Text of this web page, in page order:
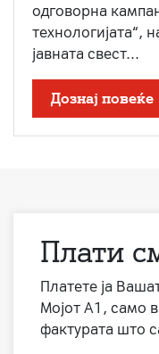
одговорна
технологијата“,
јавната свест...
Дознај повеќе
Плати
Платете ја
Мојот А1, само
фактурата што